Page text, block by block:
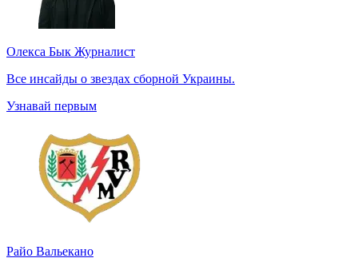
Олекса Бык Журналист
Все инсайды о звездах сборной Украины.
Узнавай первым
Райо Вальекано